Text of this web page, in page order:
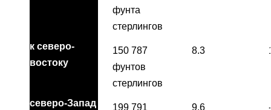
фунта
стерлингов
к северо-
востоку
150 787
фунтов
стерлингов
8.3
северо-Запад 199 791 9,6